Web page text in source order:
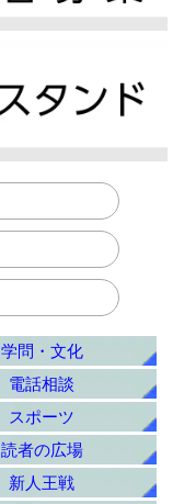
学問・文化
電話相談
スポーツ
読者の広場
新人王戦